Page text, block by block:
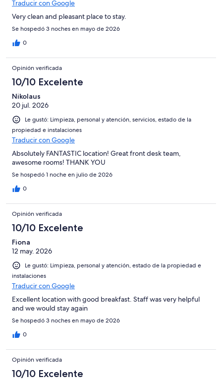
Traducir con Google
Very clean and pleasant place to stay.
Se hospedó 3 noches en mayo de 2026
0
Opinión verificada
10/10 Excelente
Nikolaus
20 jul. 2026
Le gustó: Limpieza, personal y atención, servicios, estado de la
propiedad e instalaciones
Traducir con Google
Absolutely FANTASTIC location! Great front desk team,
awesome rooms! THANK YOU
Se hospedó 1 noche en julio de 2026
0
Opinión verificada
10/10 Excelente
Fiona
12 may. 2026
Le gustó: Limpieza, personal y atención, estado de la propiedad e
instalaciones
Traducir con Google
Excellent location with good breakfast. Staff was very helpful
and we would stay again
Se hospedó 3 noches en mayo de 2026
0
Opinión verificada
10/10 Excelente